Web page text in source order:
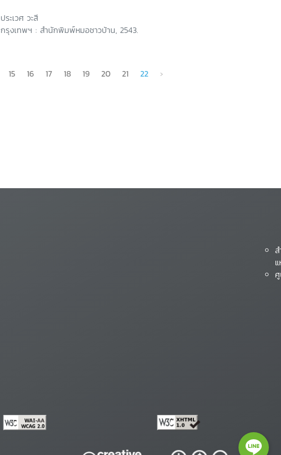
ประเวศ วะสี
กรุงเทพฯ : สำนักพิมพ์หมอชาวบ้าน, 2543.
15 16 17 18 19 20 21 22 ›